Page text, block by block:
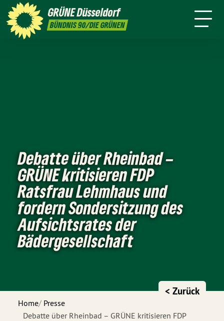
GRÜNEDüsseldorf
BÜNDNIS 90/DIE GRÜNEN
GRÜNFUNK Presse
Stadtbezirke Termine Mitmachen
Debatte über Rheinbad –
GRÜNE kritisieren FDP
Ratsfrau Lehmhaus und
fordern Sondersitzung des
Aufsichtsrates der
Bädergesellschaft
Home Presse
Debatte über Rheinbad – GRÜNE kritisieren FDP
< Zurück